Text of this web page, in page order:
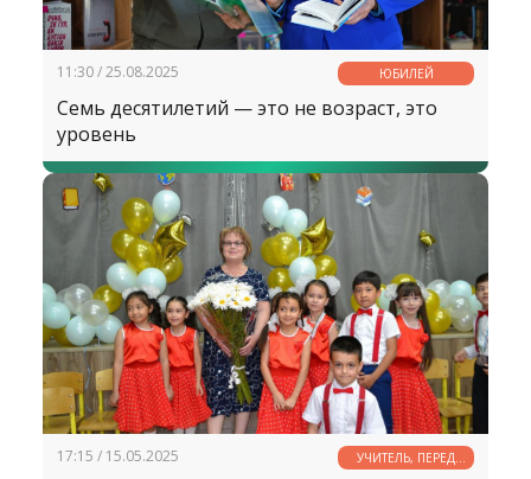
11:30 / 25.08.2025 ЮБИЛЕЙ
Семь десятилетий — это не возраст, это
уровень
17:15 / 15.05.2025
УЧИТЕЛЬ, ПЕРЕД
ИМЕНЕМ ТВОИМ...